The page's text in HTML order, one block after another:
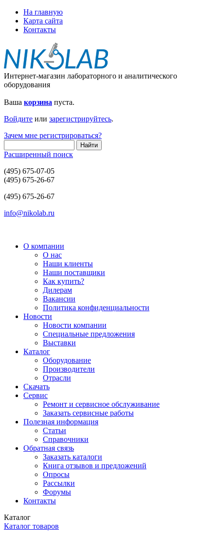
На главную
Карта сайта
Контакты
Интернет-магазин лабораторного и аналитического
оборудования
Ваша корзина пуста.
Войдите или зарегистрируйтесь.
Зачем мне регистрироваться?
Расширенный поиск
(495) 675-07-05
(495) 675-26-67
(495) 675-26-67
info@nikolab.ru
О компании
О нас
Наши клиенты
Наши поставщики
Как купить?
Дилерам
Вакансии
Политика конфиденциальности
Новости
Новости компании
Специальные предложения
Выставки
Каталог
Оборудование
Производители
Отрасли
Скачать
Сервис
Ремонт и сервисное обслуживание
Заказать сервисные работы
Полезная информация
Статьи
Справочники
Обратная связь
Заказать каталоги
Книга отзывов и предложений
Опросы
Рассылки
Форумы
Контакты
Каталог
Каталог товаров